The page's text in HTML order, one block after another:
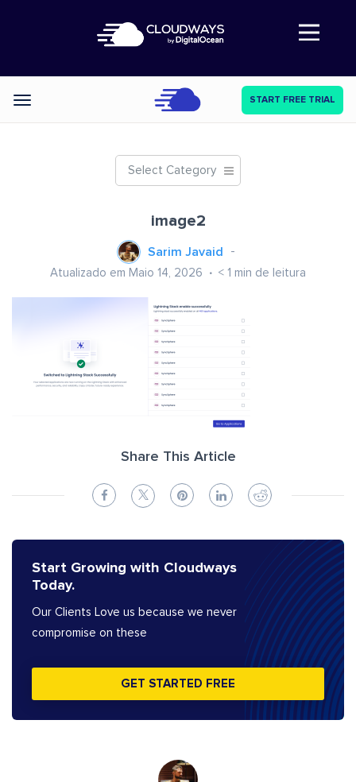
Abre a navegação
Categories START FREE TRIAL
Select Category
image2
Sarim Javaid
Atualizado em Maio 14, 2026 < 1 min de leitura
Share This Article
Start Growing with Cloudways
Today.
Our Clients Love us because we never
compromise on these
GET STARTED FREE